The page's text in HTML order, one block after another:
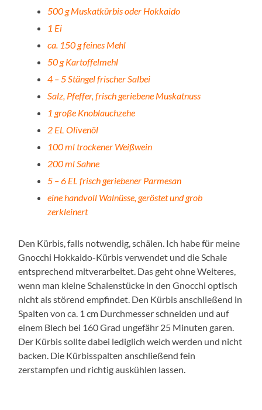
500 g Muskatkürbis oder Hokkaido
1 Ei
ca. 150 g feines Mehl
50 g Kartoffelmehl
4 – 5 Stängel frischer Salbei
Salz, Pfeffer, frisch geriebene Muskatnuss
1 große Knoblauchzehe
2 EL Olivenöl
100 ml trockener Weißwein
200 ml Sahne
5 – 6 EL frisch geriebener Parmesan
eine handvoll Walnüsse, geröstet und grob
zerkleinert
Den Kürbis, falls notwendig, schälen. Ich habe für meine
Gnocchi Hokkaido-Kürbis verwendet und die Schale
entsprechend mitverarbeitet. Das geht ohne Weiteres,
wenn man kleine Schalenstücke in den Gnocchi optisch
nicht als störend empfindet. Den Kürbis anschließend in
Spalten von ca. 1 cm Durchmesser schneiden und auf
einem Blech bei 160 Grad ungefähr 25 Minuten garen.
Der Kürbis sollte dabei lediglich weich werden und nicht
backen. Die Kürbisspalten anschließend fein
zerstampfen und richtig auskühlen lassen.